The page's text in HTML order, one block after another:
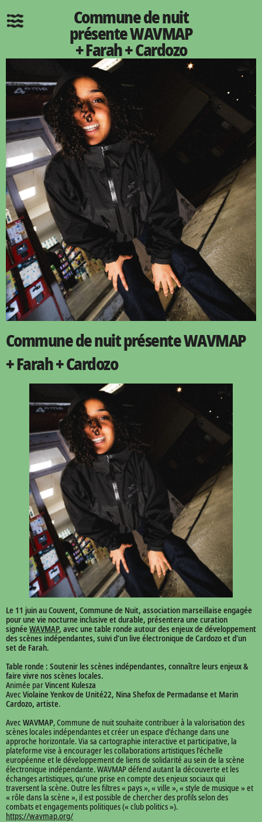
Commune de nuit
présente WAVMAP
+ Farah + Cardozo
Commune de nuit présente WAVMAP
+ Farah + Cardozo
Le 11 juin au Couvent, Commune de Nuit, association marseillaise engagée
pour une vie nocturne inclusive et durable, présentera une curation
signéeWAVMAP, avec une table ronde autour des enjeux de développement
des scènes indépendantes, suivi d’un live électronique de Cardozo et d’un
set de Farah.
Table ronde : Soutenir les scènes indépendantes, connaître leurs enjeux &
faire vivre nos scènes locales.
Animée parVincent Kulesza
Avec Violaine Yenkov de Unité22, Nina Shefox de Permadanse et Marin
Cardozo, artiste.
Avec WAVMAP, Commune de nuit souhaite contribuer à la valorisation des
scènes locales indépendantes et créer un espace d’échange dans une
approche horizontale. Via sa cartographie interactive et participative, la
plateforme vise à encourager les collaborations artistiques l’échelle
européenne et le développement de liens de solidarité au sein de la scène
électronique indépendante. WAVMAP défend autant la découverte et les
échanges artistiques, qu’une prise en compte des enjeux sociaux qui
traversent la scène. Outre les filtres « pays », « ville », « style de musique » et
« rôle dans la scène », il est possible de chercher des profils selon des
combats et engagements politiques (« club politics »).
https://wavmap.org/